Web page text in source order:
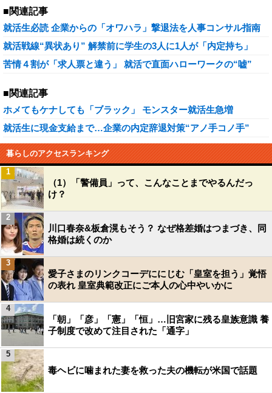
■関連記事
就活生必読 企業からの「オワハラ」撃退法を人事コンサル指南
就活戦線“異状あり” 解禁前に学生の3人に1人が「内定持ち」
苦情４割が「求人票と違う」 就活で直面ハローワークの“嘘”
■関連記事
ホメてもケナしても「ブラック」 モンスター就活生急増
就活生に現金支給まで…企業の内定辞退対策“アノ手コノ手”
暮らしのアクセスランキング
（1）「警備員」って、こんなことまでやるんだっ
け？
1
川口春奈&板倉滉もそう？ なぜ格差婚はつまづき、同
格婚は続くのか
2
愛子さまのリンクコーデににじむ「皇室を担う」覚悟
の表れ 皇室典範改正にご本人の心中やいかに
3
「朝」「彦」「憲」「恒」…旧宮家に残る皇族意識 養
子制度で改めて注目された「通字」
4
毒ヘビに噛まれた妻を救った夫の機転が米国で話題
5